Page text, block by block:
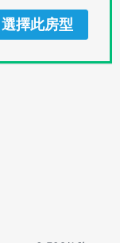
選擇此房型